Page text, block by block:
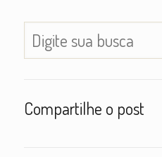
Compartilhe o post